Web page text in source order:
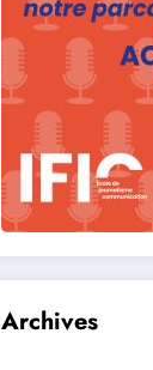
Archives